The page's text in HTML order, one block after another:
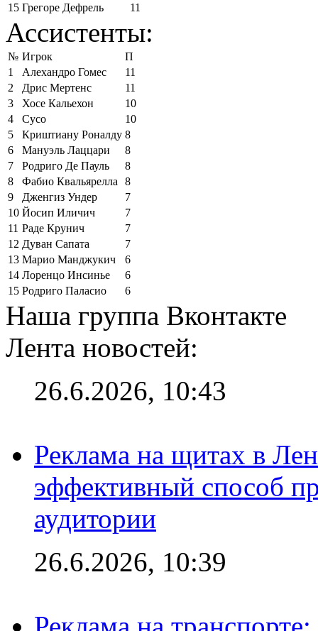
15 Грегоре Дефрель 11
Ассистенты:
№ Игрок
П
1
Алехандро Гомес
11
2
Дрис Мертенс
11
3
Хосе Кальехон
10
4
Сусо
10
5
Криштиану Роналду 8
6
Мануэль Лаццари
8
7
Родриго Де Пауль
8
8
Фабио Квальярелла
8
9
Дженгиз Ундер
7
10 Йосип Иличич
7
11 Раде Крунич
7
12 Дуван Сапата
7
13 Марио Манджукич
6
14 Лоренцо Инсинье
6
15 Родриго Паласио 6
Наша группа Вконтакте
Лента новостей:
26.6.2026, 10:43
Реклама на щитах в
эффективный способ
аудитории
26.6.2026, 10:39